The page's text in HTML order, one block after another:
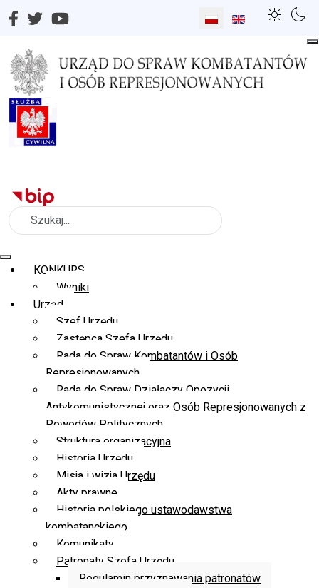
Wybierz swój język
Szukaj
KONKURS
Wyniki
Urząd
Szef Urzędu
Zastępca Szefa Urzędu
Rada do Spraw Kombatantów i Osób
Represjonowanych
Rada do Spraw Działaczy Opozycji
Antykomunistycznej oraz Osób Represjonowanych z
Powodów Politycznych
Struktura organizacyjna
Historia Urzędu
Misja i wizja Urzędu
Akty prawne
Historia polskiego ustawodawstwa
kombatanckiego
Komunikaty
Patronaty Szefa Urzędu
Regulamin przyznawania patronatów